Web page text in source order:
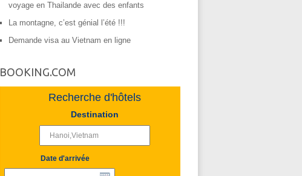
voyage en Thailande avec des enfants
La montagne, c’est génial l’été !!!
Demande visa au Vietnam en ligne
BOOKING.COM
Recherche d'hôtels
Destination
Date d'arrivée